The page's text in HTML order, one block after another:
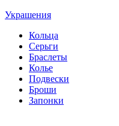
Украшения
Кольца
Серьги
Браслеты
Колье
Подвески
Броши
Запонки